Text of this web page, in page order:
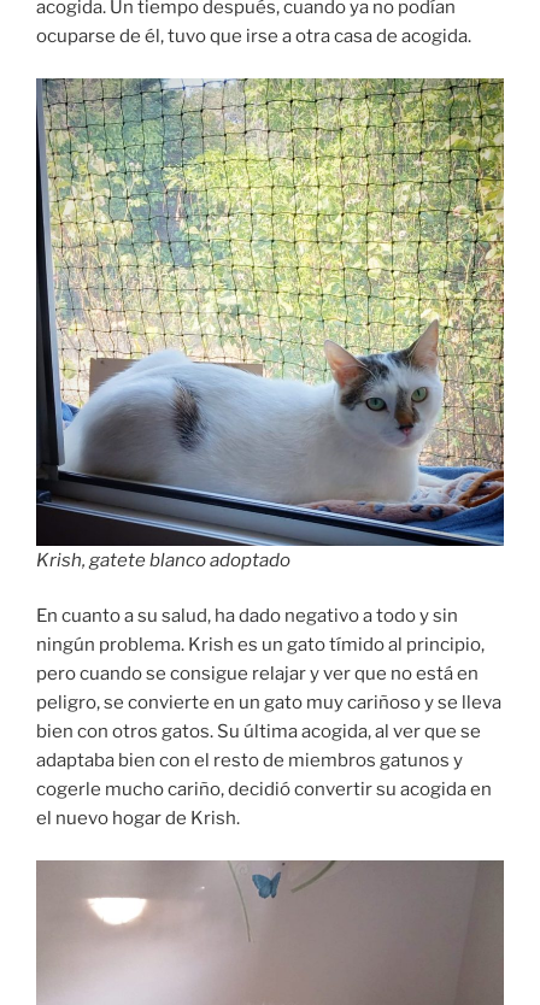
acogida. Un tiempo después, cuando ya no podían
ocuparse de él, tuvo que irse a otra casa de acogida.
Krish, gatete blanco adoptado
En cuanto a su salud, ha dado negativo a todo y sin
ningún problema. Krish es un gato tímido al principio,
pero cuando se consigue relajar y ver que no está en
peligro, se convierte en un gato muy cariñoso y se lleva
bien con otros gatos. Su última acogida, al ver que se
adaptaba bien con el resto de miembros gatunos y
cogerle mucho cariño, decidió convertir su acogida en
el nuevo hogar de Krish.